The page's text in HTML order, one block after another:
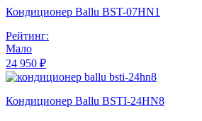
Кондиционер Ballu BST-07HN1
Рейтинг:
Мало
24 950 ₽
Кондиционер Ballu BSTI-24HN8